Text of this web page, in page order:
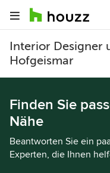
Interior Designer
Hofgeismar
Finden Sie
Nähe
Beantworten Sie ein
Experten, die Ihnen